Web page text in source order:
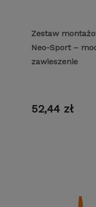
Zestaw
Neo-Sport –
zawieszenie
52,44 zł